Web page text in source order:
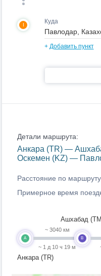
I Куда
+ Добавить пункт
Детали маршрута:
Анкара (TR) —
Оскемен (KZ) —
Расстояние по
Примерное время
A
Анкара (TR)
~ 3040 км
~ 1 д 10 ч 19 м
B
Ашхабад